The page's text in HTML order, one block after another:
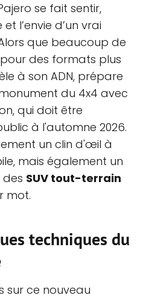
se fait sentir,
l’envie d’un vrai
que beaucoup de
des formats plus
à son ADN, prépare
du 4x4 avec
qui doit être
à l'automne 2026.
un clin d'œil à
mais également un
SUV tout-terrain
mot.
techniques du
sur ce nouveau